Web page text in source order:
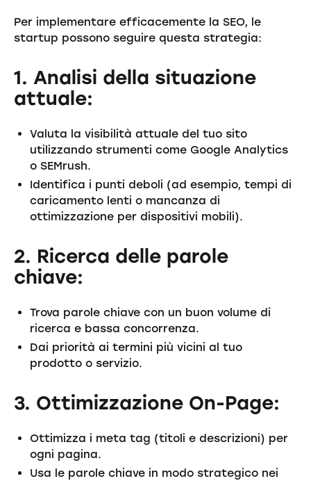
Per implementare efficacemente la SEO, le
startup possono seguire questa strategia:
1. Analisi della situazione
attuale:
Valuta la visibilità attuale del tuo sito
utilizzando strumenti come Google Analytics
o SEMrush.
Identifica i punti deboli (ad esempio, tempi di
caricamento lenti o mancanza di
ottimizzazione per dispositivi mobili).
2. Ricerca delle parole
chiave:
Trova parole chiave con un buon volume di
ricerca e bassa concorrenza.
Dai priorità ai termini più vicini al tuo
prodotto o servizio.
3. Ottimizzazione On-Page:
Ottimizza i meta tag (titoli e descrizioni) per
ogni pagina.
Usa le parole chiave in modo strategico nei